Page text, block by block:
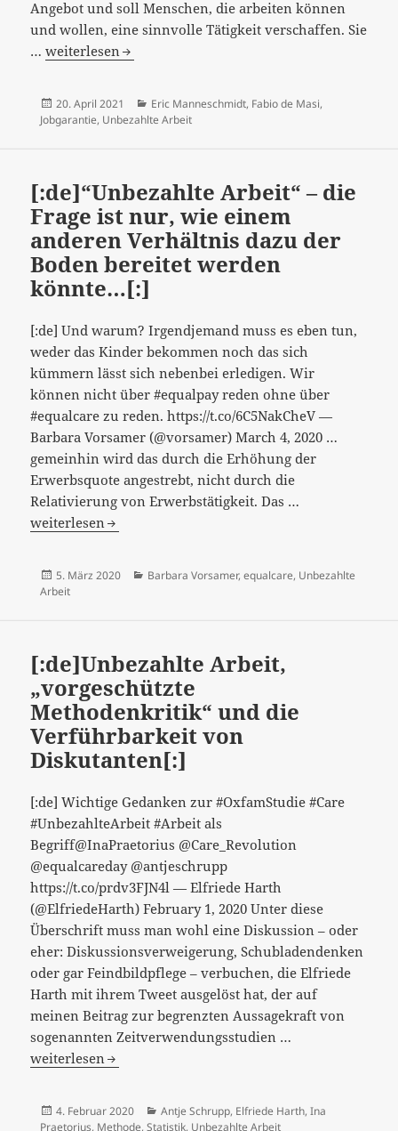
Angebot und soll Menschen, die arbeiten können
und wollen, eine sinnvolle Tätigkeit verschaffen. Sie
…[:de]Frage
de
Jobgarantie,
Grundsicherung
und
unbezahlte
Arbeit[:]
weiterlesen
Veröffentlicht
am
20. April 2021 Kategorien
Eric Manneschmidt, Fabio de Masi,
Jobgarantie, Unbezahlte Arbeit
[:de]“Unbezahlte Arbeit“ – die
Frage ist nur, wie einem
anderen Verhältnis dazu der
Boden bereitet werden
könnte…[:]
[:de] Und warum? Irgendjemand muss es eben tun,
weder das Kinder bekommen noch das sich
kümmern lässt sich nebenbei erledigen. Wir
können nicht über #equalpay reden ohne über
#equalcare zu reden. https://t.co/6C5NakCheV —
Barbara Vorsamer (@vorsamer) March 4, 2020 …
gemeinhin wird das durch die Erhöhung der
Erwerbsquote angestrebt, nicht durch die
Relativierung von Erwerbstätigkeit. Das …
bereitet
weiterlesen
Veröffentlicht
am
5. März 2020 Kategorien
Barbara Vorsamer, equalcare, Unbezahlte
Arbeit
[:de]Unbezahlte Arbeit,
„vorgeschützte
Methodenkritik“ und die
Verführbarkeit von
Diskutanten[:]
[:de] Wichtige Gedanken zur #OxfamStudie #Care
#UnbezahlteArbeit #Arbeit als
Begriff@InaPraetorius @Care_Revolution
@equalcareday @antjeschrupp
https://t.co/prdv3FJN4l — Elfriede Harth
(@ElfriedeHarth) February 1, 2020 Unter diese
Überschrift muss man wohl eine Diskussion – oder
eher: Diskussionsverweigerung, Schubladendenken
oder gar Feindbildpflege – verbuchen, die Elfriede
Harth mit ihrem Tweet ausgelöst hat, der auf
meinen Beitrag zur begrenzten Aussagekraft von
sogenannten Zeitverwendungsstudien …
und
weiterlesen
Veröffentlicht
am
4. Februar 2020 Kategorien
Antje Schrupp, Elfriede Harth, Ina
Praetorius, Methode, Statistik, Unbezahlte Arbeit